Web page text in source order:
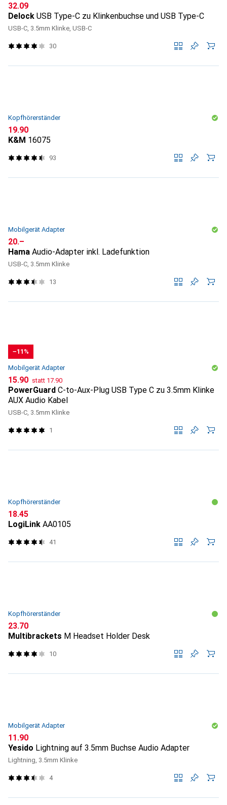
CHF
32.09
Delock USB Type-C zu Klinkenbuchse und USB Type-C
USB-C, 3.5mm Klinke, USB-C
30
Kopfhörerständer
CHF
19.90
K&M 16075
93
Mobilgerät Adapter
CHF
20.–
Hama Audio-Adapter inkl. Ladefunktion
USB-C, 3.5mm Klinke
13
−11%
Mobilgerät Adapter
CHF
15.90 statt CHF
17.90
PowerGuard C-to-Aux-Plug USB Type C zu 3.5mm Klinke
AUX Audio Kabel
USB-C, 3.5mm Klinke
1
Kopfhörerständer
CHF
18.45
LogiLink AA0105
41
Kopfhörerständer
CHF
23.70
Multibrackets M Headset Holder Desk
10
Mobilgerät Adapter
CHF
11.90
Yesido Lightning auf 3.5mm Buchse Audio Adapter
Lightning, 3.5mm Klinke
4